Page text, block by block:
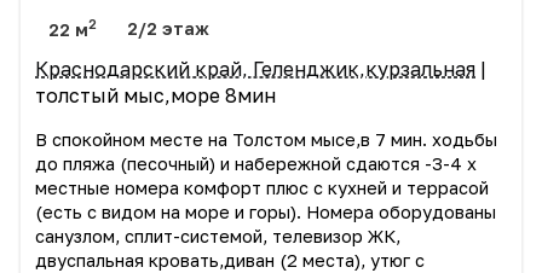
22 м2 2/2 этаж
Краснодарский край, Геленджик,курзальная |
толстый мыс,море 8мин
В спокойном месте на Толстом мысе,в 7 мин. ходьбы
до пляжа (песочный) и набережной сдаются -3-4 х
местные номера комфорт плюс с кухней и террасой
(есть с видом на море и горы). Номера оборудованы
санузлом, сплит-системой, телевизор ЖК,
двуспальная кровать,диван (2 места), утюг с